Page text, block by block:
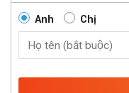
Anh Chị